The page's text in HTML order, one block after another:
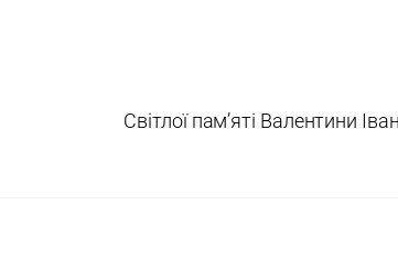
Світлої пам’яті Валентини